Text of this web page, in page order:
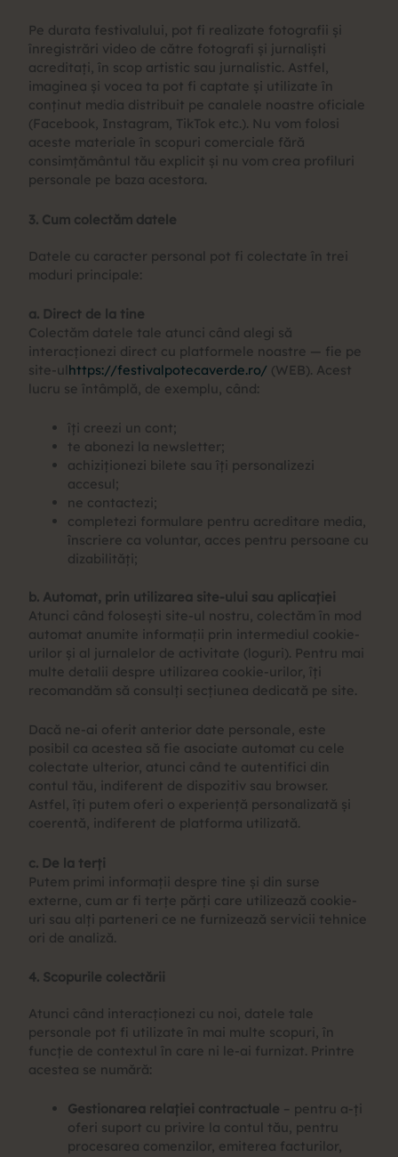
Pe durata festivalului, pot fi realizate fotografii și
înregistrări video de către fotografi și jurnaliști
acreditați, în scop artistic sau jurnalistic. Astfel,
imaginea și vocea ta pot fi captate și utilizate în
conținut media distribuit pe canalele noastre oficiale
(Facebook, Instagram, TikTok etc.). Nu vom folosi
aceste materiale în scopuri comerciale fără
consimțământul tău explicit și nu vom crea profiluri
personale pe baza acestora.
3. Cum colectăm datele
Datele cu caracter personal pot fi colectate în trei
moduri principale:
a. Direct de la tine
Colectăm datele tale atunci când alegi să
interacționezi direct cu platformele noastre — fie pe
site-ulhttps://festivalpotecaverde.ro/ (WEB). Acest
lucru se întâmplă, de exemplu, când:
îți creezi un cont;
te abonezi la newsletter;
achiziționezi bilete sau îți personalizezi
accesul;
ne contactezi;
completezi formulare pentru acreditare media,
înscriere ca voluntar, acces pentru persoane cu
dizabilități;
b. Automat, prin utilizarea site-ului sau aplicației
Atunci când folosești site-ul nostru, colectăm în mod
automat anumite informații prin intermediul cookie-
urilor și al jurnalelor de activitate (loguri). Pentru mai
multe detalii despre utilizarea cookie-urilor, îți
recomandăm să consulți secțiunea dedicată pe site.
Dacă ne-ai oferit anterior date personale, este
posibil ca acestea să fie asociate automat cu cele
colectate ulterior, atunci când te autentifici din
contul tău, indiferent de dispozitiv sau browser.
Astfel, îți putem oferi o experiență personalizată și
coerentă, indiferent de platforma utilizată.
c. De la terți
Putem primi informații despre tine și din surse
externe, cum ar fi terțe părți care utilizează cookie-
uri sau alți parteneri ce ne furnizează servicii tehnice
ori de analiză.
4. Scopurile colectării
Atunci când interacționezi cu noi, datele tale
personale pot fi utilizate în mai multe scopuri, în
funcție de contextul în care ni le-ai furnizat. Printre
acestea se numără:
Gestionarea relației contractuale – pentru a-ți
oferi suport cu privire la contul tău, pentru
procesarea comenzilor, emiterea facturilor,